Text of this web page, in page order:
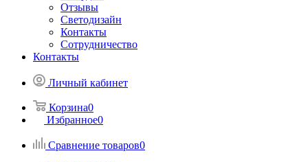
Отзывы
Светодизайн
Контакты
Сотрудничество
Контакты
Личный кабинет
Корзина0
Избранное0
Сравнение товаров0